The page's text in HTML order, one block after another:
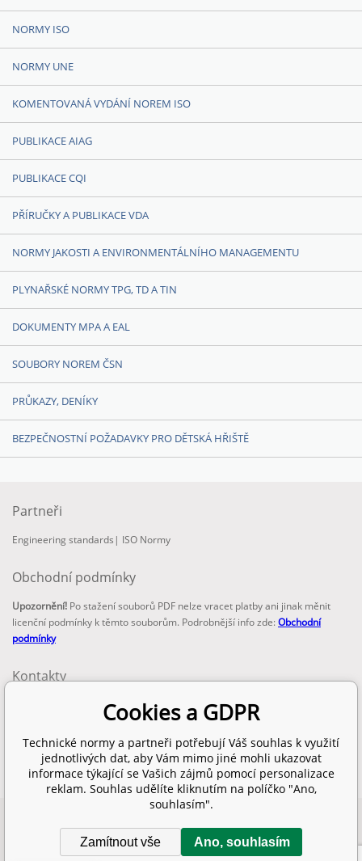
NORMY ISO
NORMY UNE
KOMENTOVANÁ VYDÁNÍ NOREM ISO
PUBLIKACE AIAG
PUBLIKACE CQI
PŘÍRUČKY A PUBLIKACE VDA
NORMY JAKOSTI A ENVIRONMENTÁLNÍHO MANAGEMENTU
PLYNAŘSKÉ NORMY TPG, TD A TIN
DOKUMENTY MPA A EAL
SOUBORY NOREM ČSN
PRŮKAZY, DENÍKY
BEZPEČNOSTNÍ POŽADAVKY PRO DĚTSKÁ HŘIŠTĚ
Partneři
Engineering standards | ISO Normy
Obchodní podmínky
Upozornění! Po stažení souborů PDF nelze vracet platby ani jinak měnit
licenční podmínky k těmto souborům. Podrobnější info zde:Obchodní
podmínky
Kontakty
info@technickenormy.cz
obchod@technickenormy.cz
Telefon:
+420 377 387 684
SITEMAP
Eshopy awebové stránky od BINARGON.cz
Cookies a GDPR
Technické normy a partneři potřebují Váš souhlas k využití
jednotlivých dat, aby Vám mimo jiné mohli ukazovat
informace týkající se Vašich zájmů pomocí personalizace
reklam. Souhlas udělíte kliknutím na políčko "Ano,
souhlasím".
Zamítnout vše Ano, souhlasím